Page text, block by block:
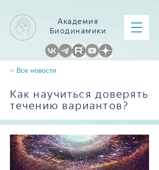
Академия
Биодинамики
< Все новости
Как научиться доверять
течению вариантов?